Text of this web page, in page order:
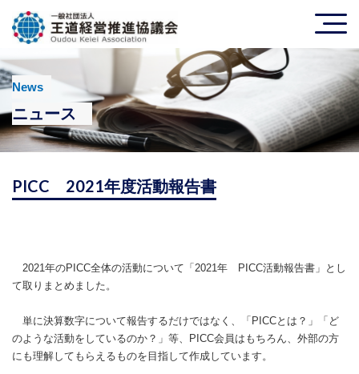
News
ニュース
PICC 2021年度活動報告書
2021年のPICC全体の活動について「2021年 PICC活動報告書」とし
て取りまとめました。
単に決算数字について報告するだけではなく、「PICCとは？」「ど
のような活動をしているのか？」等、PICC会員はもちろん、外部の方
にも理解してもらえるものを目指して作成しています。